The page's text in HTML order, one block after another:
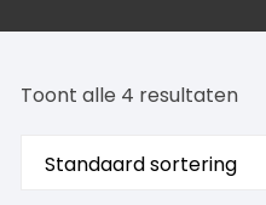
Toont alle 4 resultaten